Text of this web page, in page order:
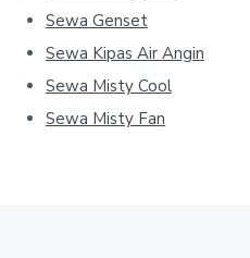
Sewa Genset
Sewa Kipas Air Angin
Sewa Misty Cool
Sewa Misty Fan